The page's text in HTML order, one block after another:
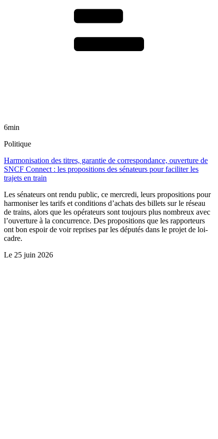
6min
Politique
Harmonisation des titres, garantie de correspondance, ouverture de
SNCF Connect : les propositions des sénateurs pour faciliter les
trajets en train
Les sénateurs ont rendu public, ce mercredi, leurs propositions pour
harmoniser les tarifs et conditions d’achats des billets sur le réseau
de trains, alors que les opérateurs sont toujours plus nombreux avec
l’ouverture à la concurrence. Des propositions que les rapporteurs
ont bon espoir de voir reprises par les députés dans le projet de loi-
cadre.
Le 25 juin 2026